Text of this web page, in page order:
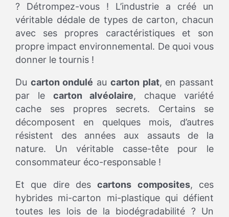
? Détrompez-vous ! L’industrie a créé un
véritable dédale de types de carton, chacun
avec ses propres caractéristiques et son
propre impact environnemental. De quoi vous
donner le tournis !
Du carton ondulé au carton plat, en passant
par le carton alvéolaire, chaque variété
cache ses propres secrets. Certains se
décomposent en quelques mois, d’autres
résistent des années aux assauts de la
nature. Un véritable casse-tête pour le
consommateur éco-responsable !
Et que dire descartons composites, ces
hybrides mi-carton mi-plastique qui défient
toutes les lois de la biodégradabilité ? Un